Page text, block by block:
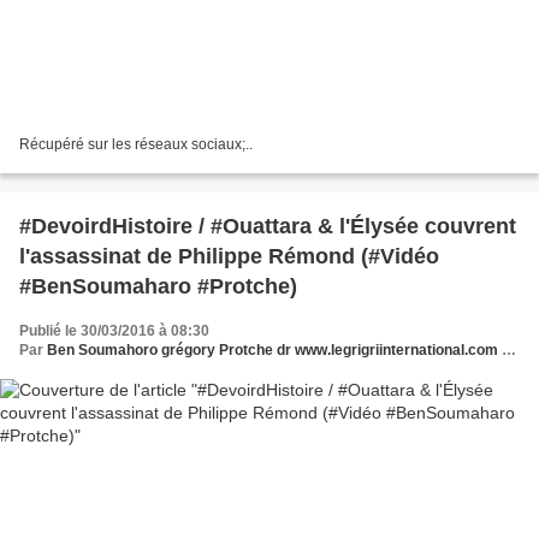
Récupéré sur les réseaux sociaux;..
#DevoirdHistoire / #Ouattara & l'Élysée couvrent
l'assassinat de Philippe Rémond (#Vidéo
#BenSoumaharo #Protche)
Publié le 30/03/2016 à 08:30
Par Ben Soumahoro grégory Protche dr www.legrigriinternational.com www.nouveaucourrier.net